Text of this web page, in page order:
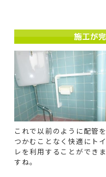
これで以前のように配管を
つかむことなく快適にトイ
レを利用することができま
すね。